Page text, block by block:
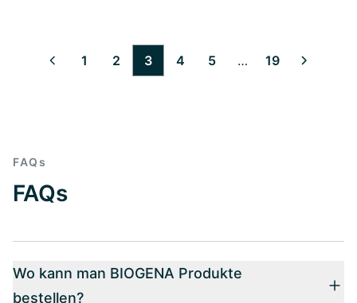
1 2 3 4 5 …
6
7
8
9
10
11
12
13
14
15
16
17
18
19
FAQs
FAQs
Wo kann man BIOGENA Produkte
bestellen?